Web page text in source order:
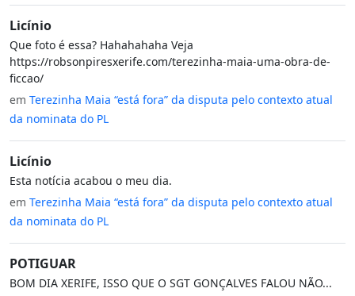
Licínio
Que foto é essa? Hahahahaha Veja
https://robsonpiresxerife.com/terezinha-maia-uma-obra-de-
ficcao/
em Terezinha Maia “está fora” da disputa pelo contexto atual
da nominata do PL
Licínio
Esta notícia acabou o meu dia.
em Terezinha Maia “está fora” da disputa pelo contexto atual
da nominata do PL
POTIGUAR
BOM DIA XERIFE, ISSO QUE O SGT GONÇALVES FALOU NÃO...